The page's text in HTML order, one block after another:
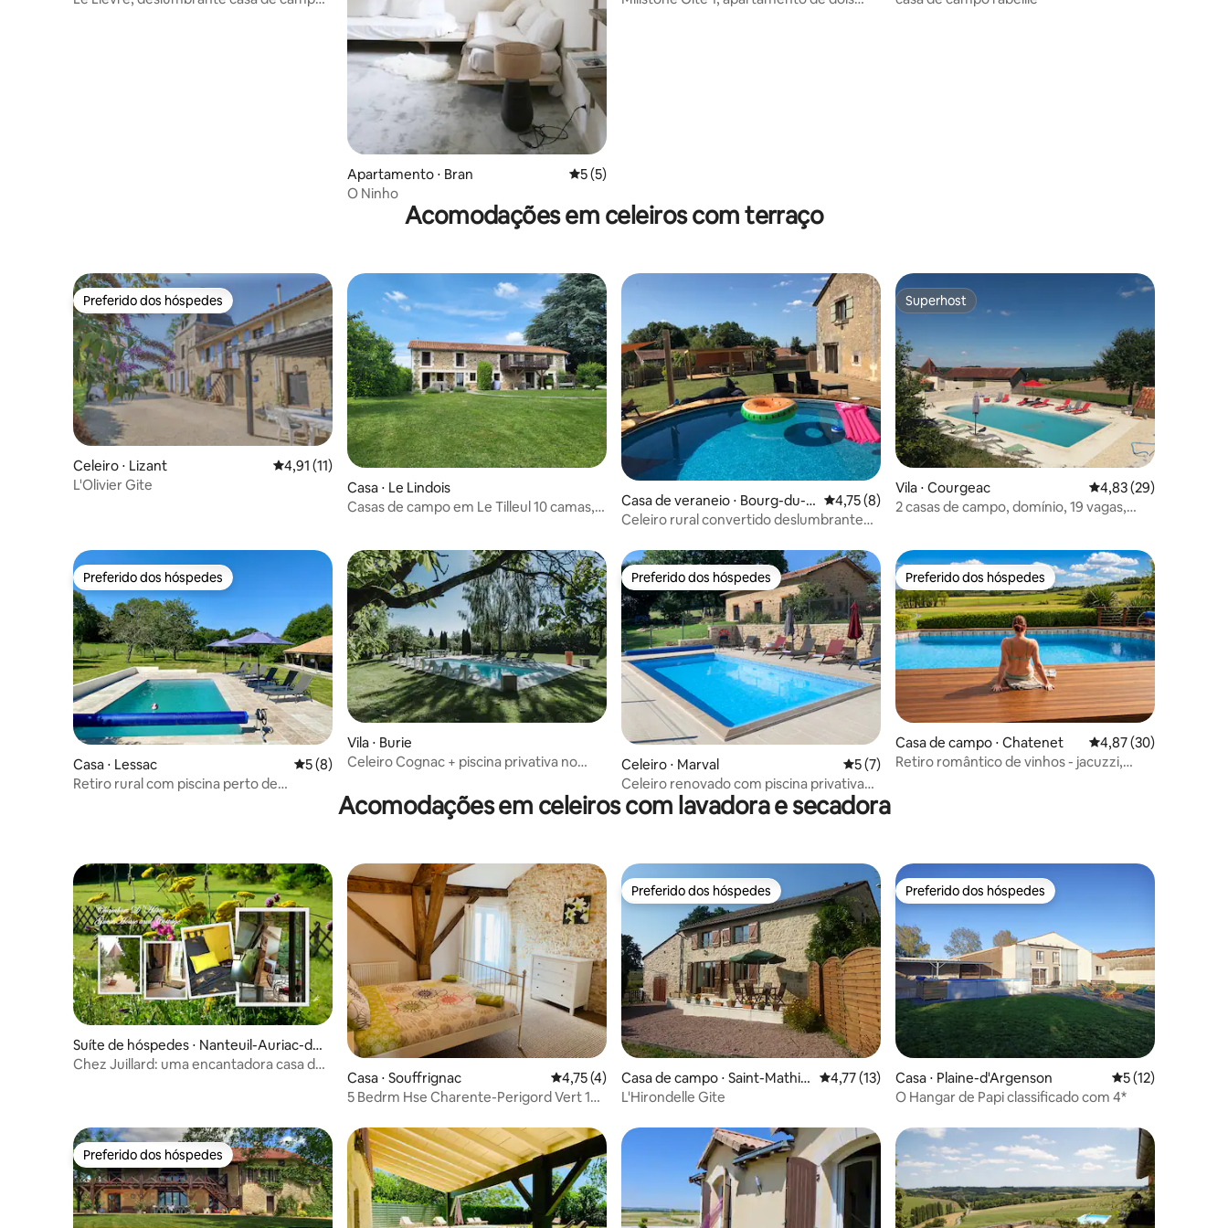
Apartamento ⋅ Bran 5 de uma avaliação média de 5, 5 avaliações
5 (5)
O Ninho
Acomodações em celeiros com terraço
Preferido dos hóspedes
Preferido dos hóspedes
Celeiro ⋅ Lizant 4,91 de uma avaliação média de 5, 11 avaliações
4,91 (11)
L'Olivier Gite
Casa ⋅ Le Lindois
Casas de campo em Le Tilleul 10 camas, 5
Casa de veraneio ⋅ Bourg-du-B
ost
4,75 de uma avaliação média de 5, 8 avaliações
4,75 (8)
Celeiro rural convertido deslumbrante
hidromassagem
Superhost
Superhost
Vila ⋅ Courgeac 4,83 de uma
4,83 (29)
2 casas de campo, domínio, 19 vagas,
Preferido dos hóspedes
Preferido dos hóspedes
Casa ⋅ Lessac 5 de uma avaliação média de 5, 8 avaliações
5 (8)
Retiro rural com piscina perto de
Vila ⋅ Burie
Celeiro Cognac + piscina privativa no
Preferido dos hóspedes
Preferido dos hóspedes
Celeiro ⋅ Marval 5 de uma avaliação média de 5, 7 avaliações
5 (7)
Celeiro renovado com piscina privativa
em Marval
Preferido dos hóspedes
Preferido dos hóspedes
Casa de campo ⋅ Chatenet 4,87 de uma
4,87 (30)
Retiro romântico de vinhos - jacuzzi,
Acomodações em celeiros com lavadora e secadora
Suíte de hóspedes ⋅ Nanteuil-Auriac-de
-Bourzac
Chez Juillard: uma encantadora casa de
Casa ⋅ Souffrignac 4,75 de uma avaliação média de 5, 4 avaliações
4,75 (4)
5 Bedrm Hse Charente-Perigord Vert 1
Preferido dos hóspedes
Preferido dos hóspedes
Casa de campo ⋅ Saint-Mathie
u
4,77 de uma avaliação média de 5, 13 avaliações
4,77 (13)
L'Hirondelle Gite
Preferido dos hóspedes
Preferido dos hóspedes
Casa ⋅ Plaine-d'Argenson 5 de uma
5 (12)
O Hangar de Papi classificado com 4*
Preferido dos hóspedes
Preferido dos hóspedes